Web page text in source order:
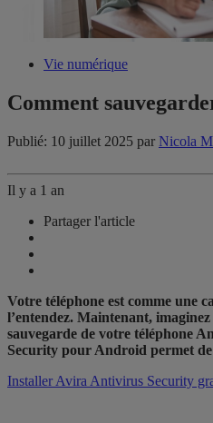
Vie numérique
Comment
Publié: 10 juillet 2025 par Nicola
Il y a 1 an
Partager l'article
Votre téléphone est comme une
l’entendez. Maintenant,
sauvegarde de votre téléphone
Security pour Android permet de
Installer Avira Antivirus Security